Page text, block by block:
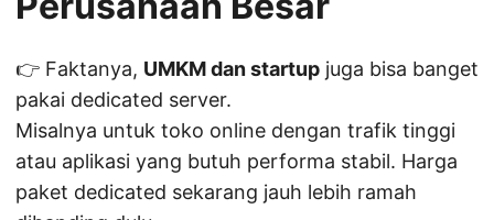
👉 Faktanya, UMKM dan startup juga bisa banget
pakai dedicated server.
Misalnya untuk toko online dengan trafik tinggi
atau aplikasi yang butuh performa stabil. Harga
paket dedicated sekarang jauh lebih ramah